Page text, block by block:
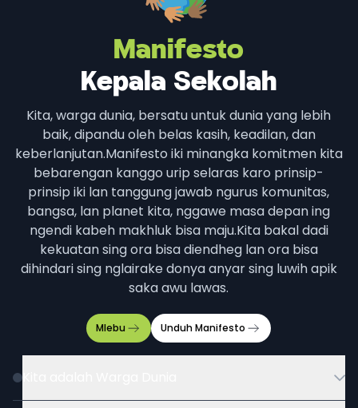
Manifesto
Kepala Sekolah
Kita, warga dunia, bersatu untuk dunia yang lebih
baik, dipandu oleh belas kasih, keadilan, dan
keberlanjutan.Manifesto iki minangka komitmen kita
bebarengan kanggo urip selaras karo prinsip-
prinsip iki lan tanggung jawab ngurus komunitas,
bangsa, lan planet kita, nggawe masa depan ing
ngendi kabeh makhluk bisa maju.Kita bakal dadi
kekuatan sing ora bisa diendheg lan ora bisa
dihindari sing nglairake donya anyar sing luwih apik
saka awu lawas.
Mlebu Unduh Manifesto